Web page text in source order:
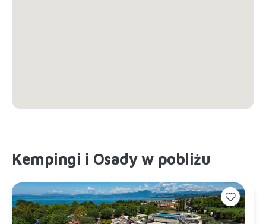
Kempingi i Osady w pobliżu